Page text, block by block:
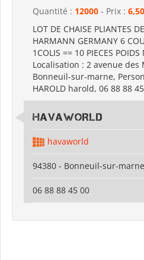
Quantité : 12000 - Prix :
LOT DE CHAISE PLIANTES
HARMANN GERMANY 6
1COLIS == 10 PIECES
Localisation : 2 avenue
Bonneuil-sur-marne,
HAROLD harold, 06 88 88
HAVAWORLD
havaworld
94380 - Bonneuil-sur-marne
06 88 88 45 00